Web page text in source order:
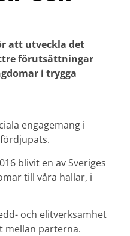
att utveckla det
förutsättningar
i trygga
engagemang i
blivit en av Sveriges
till våra hallar, i
och elitverksamhet
mellan parterna.